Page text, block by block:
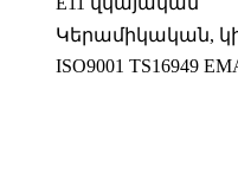
Կերամիկական,
ISO9001 TS16949